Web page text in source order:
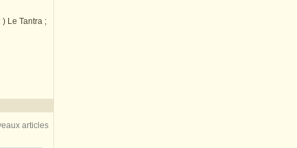
Le Tantra ;
articles